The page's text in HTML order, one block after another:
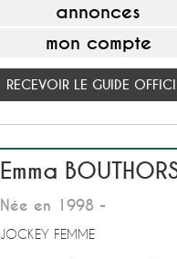
annonces
mon compte
RECEVOIR LE GUIDE
Emma
Née en 1998 -
JOCKEY FEMME